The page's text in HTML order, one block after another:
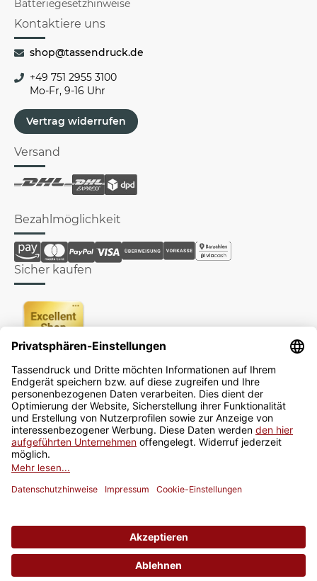
Batteriegesetzhinweise
Kontaktiere uns
shop@tassendruck.de
+49 751 2955 3100
Mo-Fr, 9-16 Uhr
Vertrag widerrufen
Versand
Bezahlmöglichkeit
Sicher kaufen
Newsletter